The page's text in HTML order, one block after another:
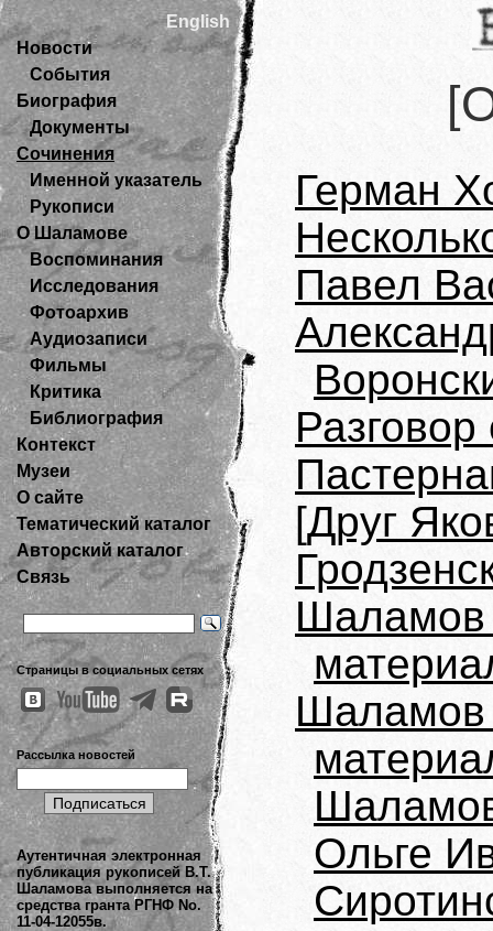
English
Новости
События
Биография
Документы
Сочинения
Именной указатель
Рукописи
О Шаламове
Воспоминания
Исследования
Фотоархив
Аудиозаписи
Фильмы
Критика
Библиография
Контекст
Музеи
О сайте
Тематический каталог
Авторский каталог
Связь
Страницы в социальных сетях
Рассылка новостей
Аутентичная электронная
публикация рукописей В.Т.
Шаламова выполняется на
средства гранта РГНФ No.
11-04-12055в.
Герман
Павел
[Друг
Шаламов
Шаламов
Ольге